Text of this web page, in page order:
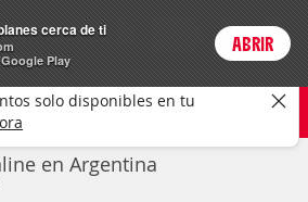
Precios enPeso
ARSCambiar moneda
Login
fecha
CAMBIAR
en Argentina
cerca de ti
Play
ABRIR
solo disponibles en tu